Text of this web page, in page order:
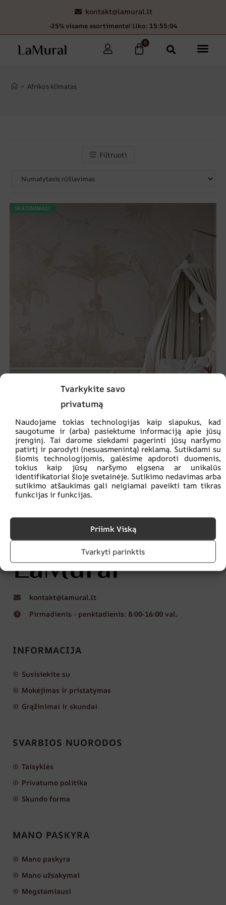
Tvarkykite savo
privatumą
Naudojame tokias technologijas kaip slapukus, kad
saugotume ir (arba) pasiektume informaciją apie jūsų
įrenginį. Tai darome siekdami pagerinti jūsų naršymo
patirtį ir parodyti (nesuasmenintą) reklamą. Sutikdami su
šiomis technologijomis, galėsime apdoroti duomenis,
tokius kaip jūsų naršymo elgsena ar unikalūs
identifikatoriai šioje svetainėje. Sutikimo nedavimas arba
sutikimo atšaukimas gali neigiamai paveikti tam tikras
funkcijas ir funkcijas.
Priimk Viską
Tvarkyti parinktis
kontakt@lamural.lt
-25% visame asortimente! Liko: 15:55:04
0
> Afrikos klimatas
Filtruoti
SKATINIMAS!
Harmony Safari sienų tapyba
€19.87 €14.90
kontakt@lamural.lt
Pirmadienis - penktadienis: 8:00-16:00 val.
INFORMACIJA
Susisiekite su
Mokėjimas ir pristatymas
Grąžinimai ir skundai
SVARBIOS NUORODOS
Taisyklės
Privatumo politika
Skundo forma
MANO PASKYRA
Mano paskyra
Mano užsakymai
Mėgstamiausi